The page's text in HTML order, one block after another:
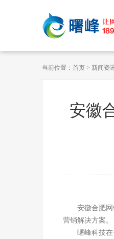
当前位置： 首页 > 新闻资
安徽
安徽合肥
营销解决方案。
曙峰科技